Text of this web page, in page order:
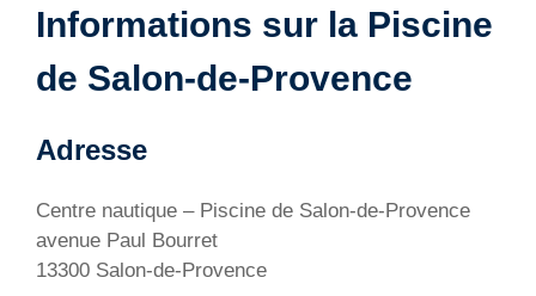
Informations sur la Piscine
de Salon-de-Provence
Adresse
Centre nautique – Piscine de Salon-de-Provence
avenue Paul Bourret
13300 Salon-de-Provence